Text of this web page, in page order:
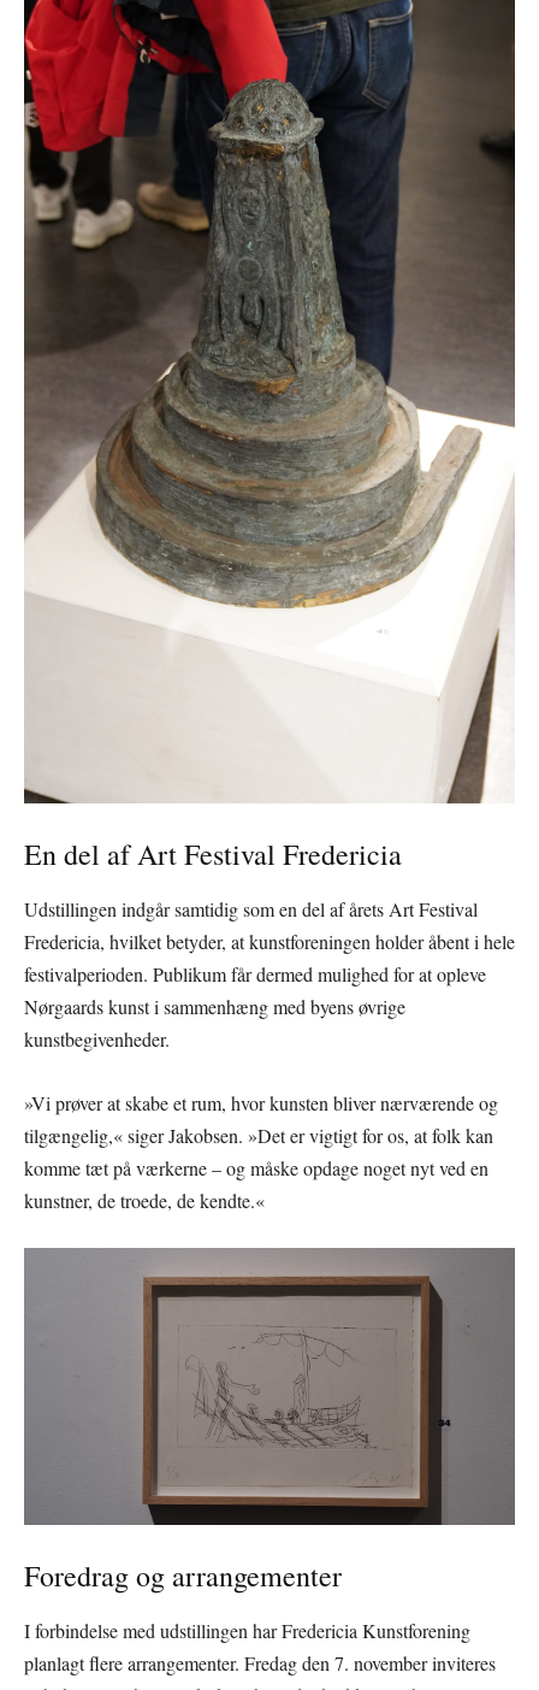
En del af Art Festival Fredericia
Udstillingen indgår samtidig som en del af årets Art Festival
Fredericia, hvilket betyder, at kunstforeningen holder åbent i hele
festivalperioden. Publikum får dermed mulighed for at opleve
Nørgaards kunst i sammenhæng med byens øvrige
kunstbegivenheder.
»Vi prøver at skabe et rum, hvor kunsten bliver nærværende og
tilgængelig,« siger Jakobsen. »Det er vigtigt for os, at folk kan
komme tæt på værkerne – og måske opdage noget nyt ved en
kunstner, de troede, de kendte.«
Foredrag og arrangementer
I forbindelse med udstillingen har Fredericia Kunstforening
planlagt flere arrangementer. Fredag den 7. november inviteres